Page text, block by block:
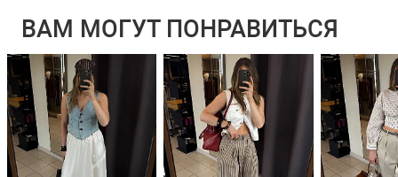
ВАМ МОГУТ ПОНРАВИТЬСЯ